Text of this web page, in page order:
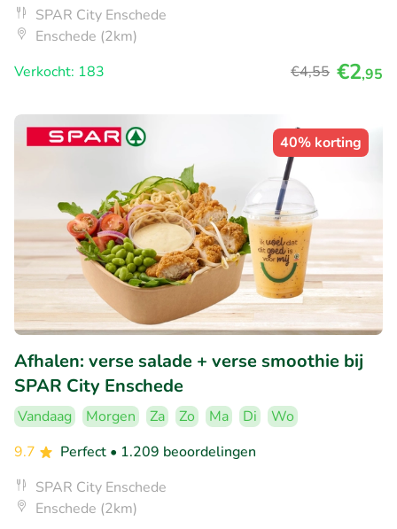
SPAR City Enschede
Enschede (2km)
Verkocht: 183
€4,55 €2,95
40% korting
Afhalen: verse salade + verse smoothie bij
SPAR City Enschede
Vandaag Morgen Za Zo Ma Di
Wo
9.7
Perfect • 1.209 beoordelingen
SPAR City Enschede
Enschede (2km)